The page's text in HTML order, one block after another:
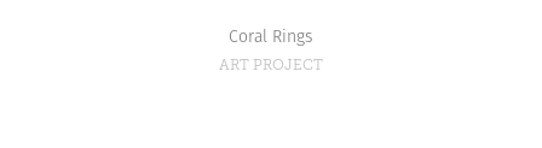
Coral Rings
ART PROJECT